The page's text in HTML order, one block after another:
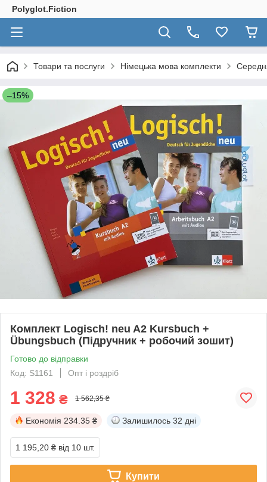
Polyglot.Fiction
Товари та послуги Німецька мова комплекти
–15%
Комплект Logisch! neu A2 Kursbuch +
Übungsbuch (Підручник + робочий зошит)
Готово до відправки
Код: S1161
Опт і роздріб
1 328 ₴ 1 562,35 ₴
Економія 234.35 ₴ Залишилось 32 дні
1 195,20 ₴ від 10 шт.
Купити